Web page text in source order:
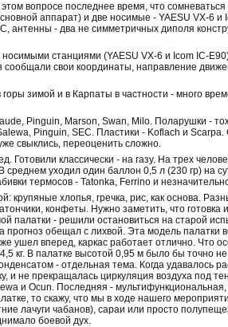
вопросе последнее время, что сомневаться
аппарат) и две носимые - YAESU VX-6 и
- два не симметричных диполя
станциями (YAESU VX-6 и Icom IC-
сообщали свои координаты, направление
зимой и в Карпаты в частности - много
Pinguin, Marson, Swan, Milo. Поларушки -
Pinguin, SEC. Пластики - Koflach и Scarpa.
свыклись, переоценить сложно.
классически - на газу. На трех
уходил один баллон 0,5 л (230 гр) на
термосов - Tatonka, Ferrino и
крупяные хлопья, гречка, рис, как основа.
конфеты. Нужно заметить, что готовка
палатки - решили остановиться на старой
прогноз обещал с лихвой. Эта модель палатки
ушел вперед, каркас работает отлично. Что
кг. В палатке высотой 0,95 м было бы точно
- отдельная тема. Когда удавалось
и не прекращалась циркуляция воздуха под
и Ocun. Последняя - мультифункциональная,
то скажу, что мы в ходе нашего
лачуги чабанов), сараи или просто
боевой дух.